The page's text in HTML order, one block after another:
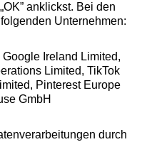
anklickst. Bei den
Unternehmen:
Ireland Limited,
Limited, TikTok
Pinterest Europe
GmbH
durch